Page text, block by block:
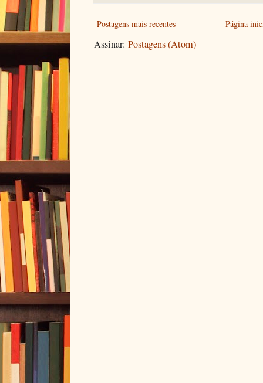
Postagens mais recentes Página
Assinar: Postagens (Atom)